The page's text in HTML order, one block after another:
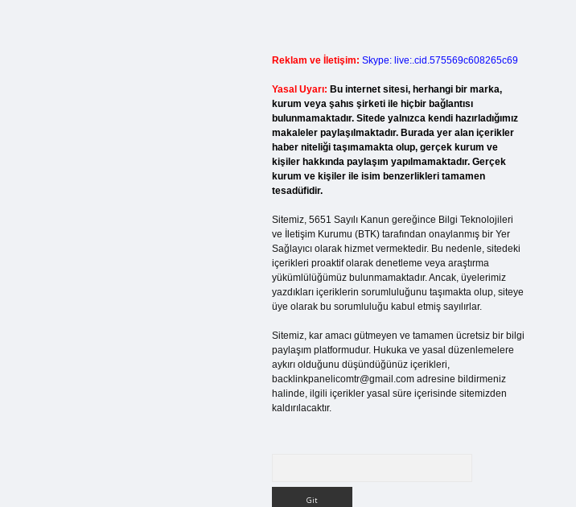
Reklam ve İletişim: Skype: live:.cid.575569c608265c69
Yasal Uyarı: Bu internet sitesi, herhangi bir marka,
kurum veya şahıs şirketi ile hiçbir bağlantısı
bulunmamaktadır. Sitede yalnızca kendi hazırladığımız
makaleler paylaşılmaktadır. Burada yer alan içerikler
haber niteliği taşımamakta olup, gerçek kurum ve
kişiler hakkında paylaşım yapılmamaktadır. Gerçek
kurum ve kişiler ile isim benzerlikleri tamamen
tesadüfidir.
Sitemiz, 5651 Sayılı Kanun gereğince Bilgi Teknolojileri
ve İletişim Kurumu (BTK) tarafından onaylanmış bir Yer
Sağlayıcı olarak hizmet vermektedir. Bu nedenle, sitedeki
içerikleri proaktif olarak denetleme veya araştırma
yükümlülüğümüz bulunmamaktadır. Ancak, üyelerimiz
yazdıkları içeriklerin sorumluluğunu taşımakta olup, siteye
üye olarak bu sorumluluğu kabul etmiş sayılırlar.
Sitemiz, kar amacı gütmeyen ve tamamen ücretsiz bir bilgi
paylaşım platformudur. Hukuka ve yasal düzenlemelere
aykırı olduğunu düşündüğünüz içerikleri,
backlinkpanelicomtr@gmail.comadresine bildirmeniz
halinde, ilgili içerikler yasal süre içerisinde sitemizden
kaldırılacaktır.